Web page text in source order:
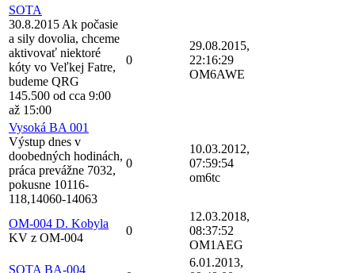
SOTA
30.8.2015 Ak počasie
a sily dovolia, chceme
aktivovať niektoré
kóty vo Veľkej Fatre,
budeme QRG
145.500 od cca 9:00
až 15:00
0
29.08.2015,
22:16:29
OM6AWE
Vysoká BA 001
Výstup dnes v
doobedných hodinách,
práca prevážne 7032,
pokusne 10116-
118,14060-14063
0
10.03.2012,
07:59:54
om6tc
OM-004 D. Kobyla
KV z OM-004
0
12.03.2018,
08:37:52
OM1AEG
SOTA BA-004
6.01.2013,